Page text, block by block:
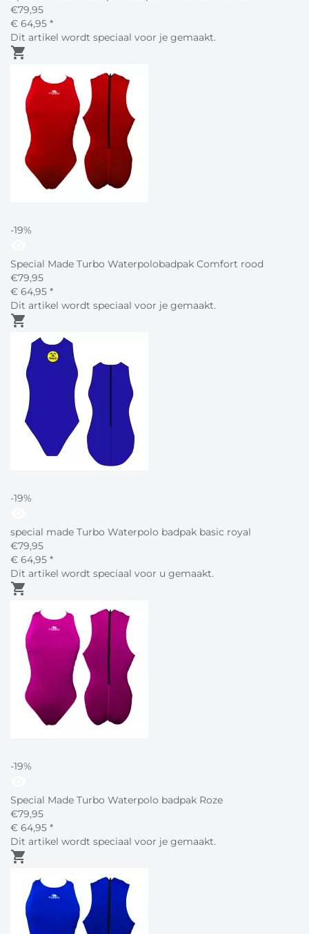
€79,95
€ 64,95 *
Dit artikel wordt speciaal voor je gemaakt.
shopping_cart
-19%
Special Made Turbo Waterpolobadpak Comfort rood
€79,95
€ 64,95 *
Dit artikel wordt speciaal voor je gemaakt.
shopping_cart
-19%
special made Turbo Waterpolo badpak basic royal
€79,95
€ 64,95 *
Dit artikel wordt speciaal voor u gemaakt.
shopping_cart
-19%
Special Made Turbo Waterpolo badpak Roze
€79,95
€ 64,95 *
Dit artikel wordt speciaal voor je gemaakt.
shopping_cart